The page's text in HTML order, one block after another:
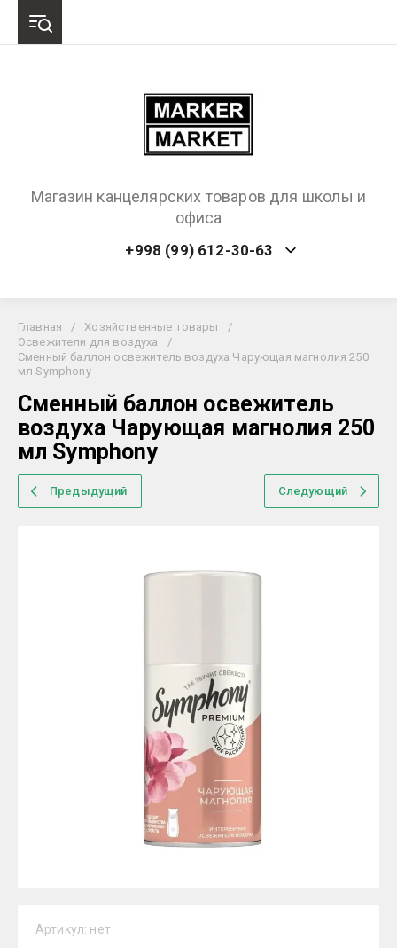
Магазин канцелярских товаров для школы и
офиса
+998 (99) 612-30-63
Главная / Хозяйственные товары
/
Освежители для воздуха
/
Сменный баллон освежитель воздуха Чарующая магнолия 250
мл Symphony
Сменный баллон освежитель
воздуха Чарующая магнолия 250
мл Symphony
Предыдущий Следующий
Артикул: нет